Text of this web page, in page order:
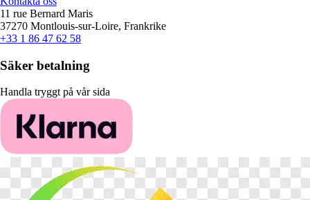
11 rue Bernard Maris
37270 Montlouis-sur-Loire, Frankrike
+33 1 86 47 62 58
Säker betalning
Handla tryggt på vår sida